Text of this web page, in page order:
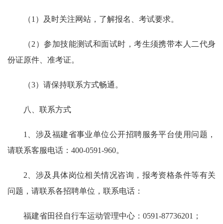
（1）及时关注网站，了解报名、考试要求。
（2）参加技能测试和面试时，考生须携带本人二代身
份证原件、准考证。
（3）请保持联系方式畅通。
八、联系方式
1、涉及福建省事业单位公开招聘服务平台使用问题，
请联系客服电话：400-0591-960。
2、涉及具体岗位相关情况咨询，报考资格条件等有关
问题，请联系各招聘单位，联系电话：
福建省田径自行车运动管理中心：0591-87736201；